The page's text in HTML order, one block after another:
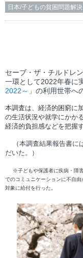
日本/子どもの貧困問題解決
セーブ・ザ・チルドレ
一環として2022年春に
2022～」 の利用世帯へ
本調査は、経済的困窮に
の生活状況や就学にかか
経済的負担感などを把握
（本調査結果報告書に
だいた。）
※子どもや保護者に疾病・障
でのコミュニケーションに不自
対象に給付を行った。